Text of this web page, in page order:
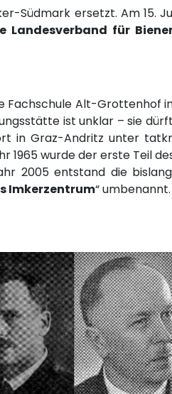
Südmark ersetzt. Am 15.
Landesverband für
Alt-Grottenhof
ist unklar – sie
in Graz-Andritz unter
1965 wurde der erste Teil
2005 entstand die
Imkerzentrum“ umbenannt.